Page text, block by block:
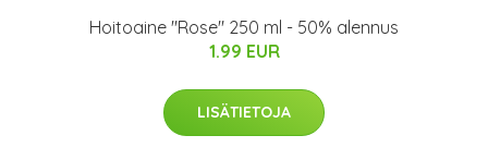
Hoitoaine "Rose" 250 ml - 50% alennus
1.99 EUR
LISÄTIETOJA